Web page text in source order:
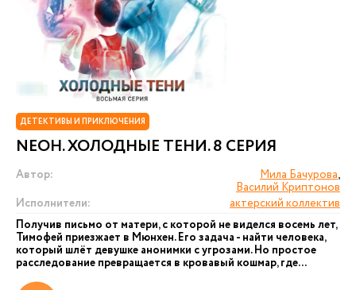
ДЕТЕКТИВЫ И ПРИКЛЮЧЕНИЯ
NEОН. ХОЛОДНЫЕ ТЕНИ. 8 СЕРИЯ
Автор: Мила Бачурова,
Василий Криптонов
Исполнители:
актерский коллектив
Получив письмо от матери, с которой не виделся восемь лет,
Тимофей приезжает в Мюнхен. Его задача - найти человека,
который шлёт девушке анонимки с угрозами. Но простое
расследование превращается в кровавый кошмар, где...